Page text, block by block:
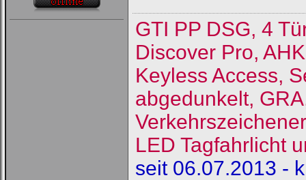
GTI PP DSG, 4
Discover Pro,
Keyless Access,
abgedunkelt,
LED Tagfahrlicht
seit 06.07.2013 -